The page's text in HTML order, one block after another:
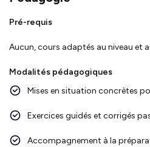
Pré-requis
Aucun, cours adaptés au niveau et
Modalités pédagogiques
Mises en situation concrètes
Exercices guidés et corrigés
Accompagnement à la